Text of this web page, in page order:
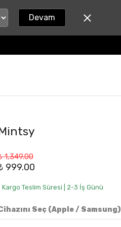
Devam
1,349.00
999.00
Kargo Teslim Süresi | 2-3 İş Günü
Seç (Apple / Samsung)